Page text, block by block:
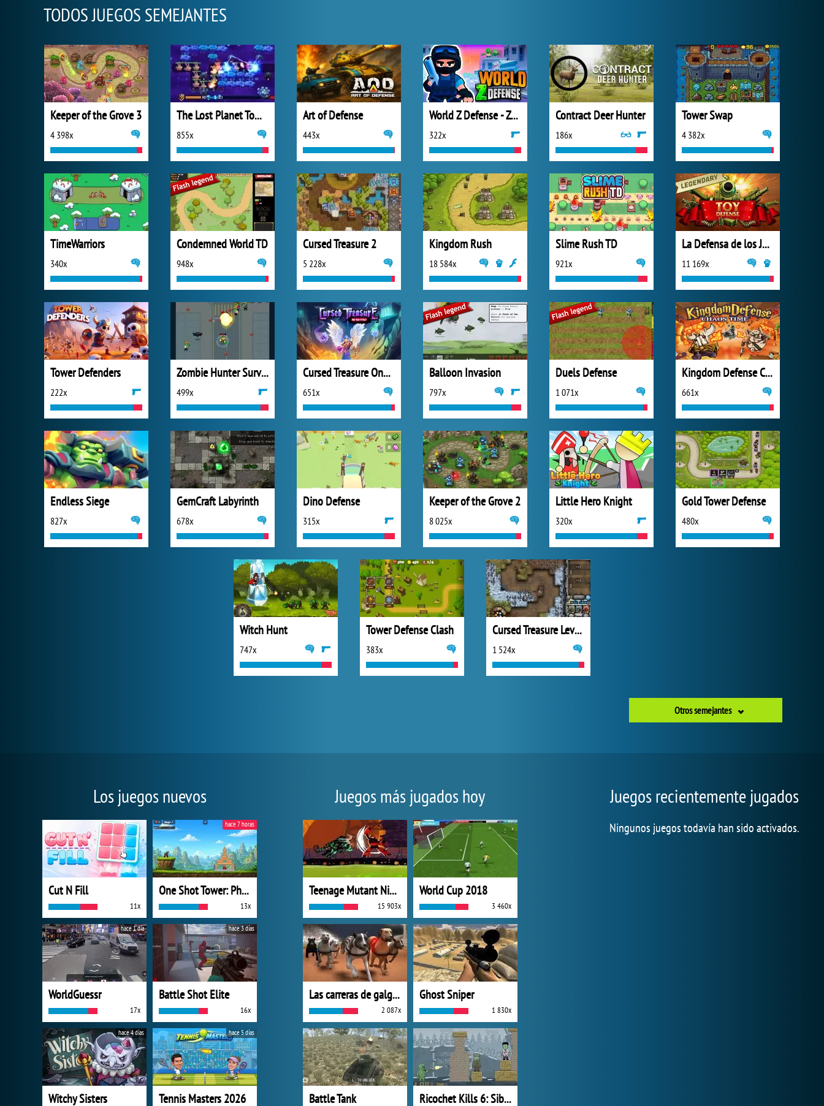
TODOS JUEGOS SEMEJANTES
Keeper of the Grove 3
4 398x
The Lost Planet Tower Defense
855x
Art of Defense
443x
World Z Defense - Zombie Defense
322x
Contract Deer Hunter
186x
Tower Swap
4 382x
TimeWarriors
340x
Condemned World TD
948x
Cursed Treasure 2
5 228x
Kingdom Rush
18 584x
Slime Rush TD
921x
La Defensa de los Juguetes Versión Completa
11 169x
Tower Defenders
222x
Zombie Hunter Survival
499x
Cursed Treasure One and Half
651x
Balloon Invasion
797x
Duels Defense
1 071x
Kingdom Defense Chaos Time
661x
Endless Siege
827x
GemCraft Labyrinth
678x
Dino Defense
315x
Keeper of the Grove 2
8 025x
Little Hero Knight
320x
Gold Tower Defense
480x
Witch Hunt
747x
Tower Defense Clash
383x
Cursed Treasure Level Pack
1 524x
Otros semejantes
Los juegos nuevos
Cut N Fill
11x
One Shot Tower: Physics Destroyer
13x
hace 7 horas
WorldGuessr
17x
hace 1 día
Battle Shot Elite
16x
hace 3 días
Witchy Sisters
hace 4 días
Tennis Masters 2026
hace 5 días
Juegos más jugados hoy
Teenage Mutant Ninja Turtles: Dark Horizons
15 903x
World Cup 2018
3 460x
Las carreras de galgos
2 087x
Ghost Sniper
1 830x
Battle Tank Ricochet Kills 6: Siberia
Juegos recientemente jugados
Ningunos juegos todavía han sido activados.